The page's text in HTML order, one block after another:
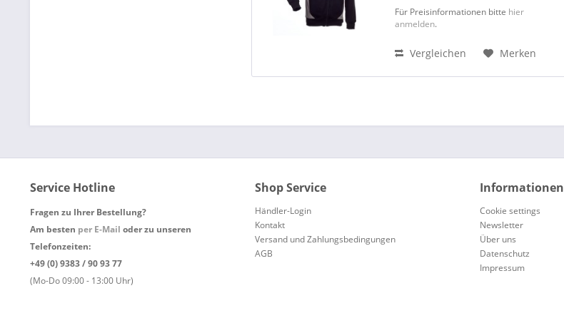
das passende Teil zur
Präsentation, zum Aufwärmen
aussuchen. Der Hoody besteht zu
Für Preisinformationen bitte hier
anmelden.
Vergleichen Merken
Service Hotline
Fragen zu Ihrer Bestellung?
Am besten per E-Mail oder zu unseren
Telefonzeiten:
+49 (0) 9383 / 90 93 77
(Mo-Do 09:00 - 13:00 Uhr)
Shop Service
Händler-Login
Kontakt
Versand und Zahlungsbedingungen
AGB
Informationen
Cookie settings
Newsletter
Über uns
Datenschutz
Impressum